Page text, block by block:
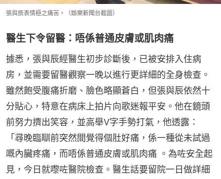
張與辰表情極之痛苦。（娛樂新聞台截圖）
醫生下令留醫：唔係普通皮膚或肌肉痛
據悉，張與辰經醫生初步診斷後，已被安排入住病
房，並需要留醫觀察一晚以進行更詳細的全身檢查。
雖然飽受腹痛折磨、臉色略顯蒼白，但張與辰依然十
分貼心，特意在病床上拍片向歌迷報平安。他在鏡頭
前努力擠出笑容，並高舉V字手勢打氣，他透露：
「尋晚臨瞓前突然間覺得個肚好痛，係一種從未試過
嘅內臟疼痛，而唔係普通皮膚或肌肉痛 。為咗安全起
見，今日就嚟咗醫院檢查。醫生話要留院一日做詳細